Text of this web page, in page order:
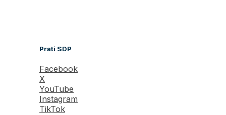
Prati SDP
Facebook
X
YouTube
Instagram
TikTok